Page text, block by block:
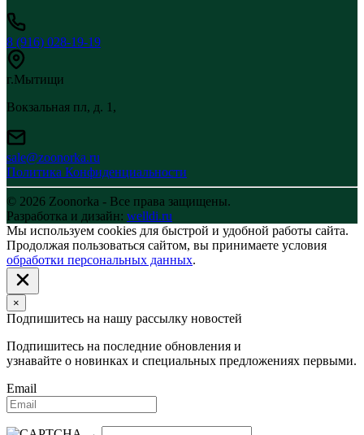
8 (916) 028-19-19
г.Мытищи
Вокзальная пл, д. 1,
sale@zoonorka.ru
Политика Конфиденциальности
© 2026 Zoonorka - Все права защищены.
Разработка и дизайн: welldi.ru
Мы используем cookies для быстрой и удобной работы сайта.
Продолжая пользоваться сайтом, вы принимаете условия
обработки персональных данных.
×
Подпишитесь на нашу рассылку новостей
Подпишитесь на последние обновления и
узнавайте о новинках и специальных предложениях первыми.
Email